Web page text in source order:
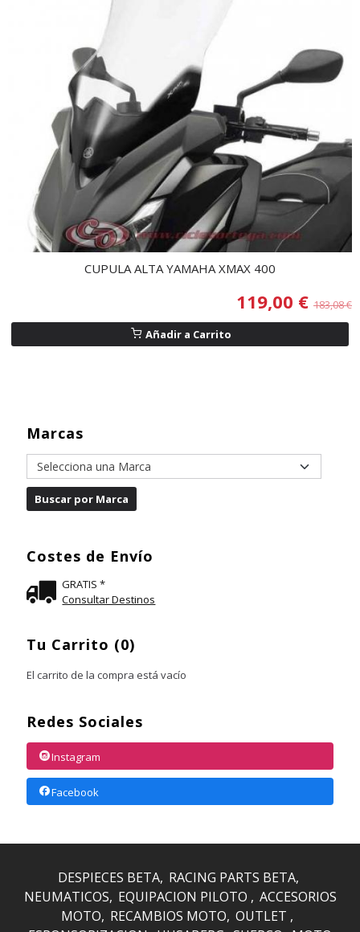
Marcas
Costes de Envío
GRATIS *
Consultar Destinos
Tu Carrito (0)
El carrito de la compra está vacío
Redes Sociales
Instagram
Facebook
CUPULA ALTA YAMAHA XMAX 400
119,00 € 183,08 €
Añadir a Carrito
DESPIECES BETA RACING PARTS BETA
NEUMATICOS EQUIPACION PILOTO
ACCESORIOS
MOTO RECAMBIOS MOTO OUTLET